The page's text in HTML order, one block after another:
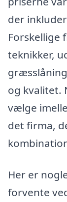
der
Forskellige
teknikker,
og kvalitet.
vælge
det firma,
Her er
forvente